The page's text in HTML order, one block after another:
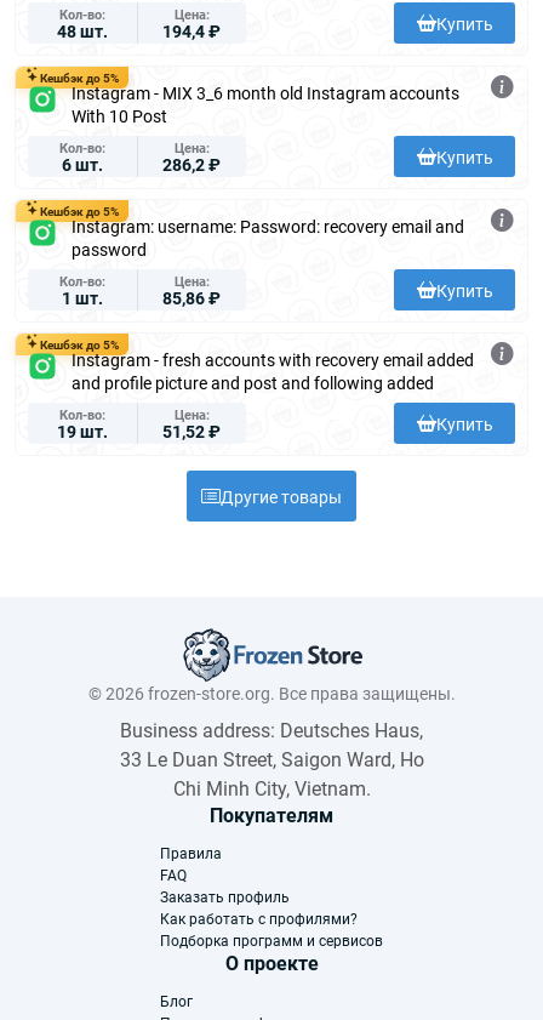
Кол-во
48 шт.
Цена
194,4 ₽ Купить
Кешбэк до 5%
Instagram - MIX 3_6 month old Instagram accounts
With 10 Post
Кол-во
6 шт.
Цена
286,2 ₽ Купить
Кешбэк до 5%
Instagram: username: Password: recovery email and
password
Кол-во
1 шт.
Цена
85,86 ₽ Купить
Кешбэк до 5%
Instagram - fresh accounts with recovery email added
and profile picture and post and following added
Кол-во
19 шт.
Цена
51,52 ₽ Купить
Другие товары
© 2026 frozen-store.org. Все права защищены.
Business address: Deutsches Haus,
33 Le Duan Street, Saigon Ward, Ho
Chi Minh City, Vietnam.
Покупателям
Правила
FAQ
Заказать профиль
Как работать с профилями?
Подборка программ и сервисов
О проекте
Блог